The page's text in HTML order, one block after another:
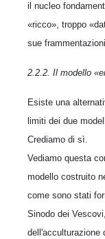
il nucleo
«ricco», troppo
sue
2.2.2. Il modello
Esiste una
limiti dei due
Crediamo di sì.
Vediamo questa
modello costruito
come sono stati
Sinodo dei
dell'acculturazione